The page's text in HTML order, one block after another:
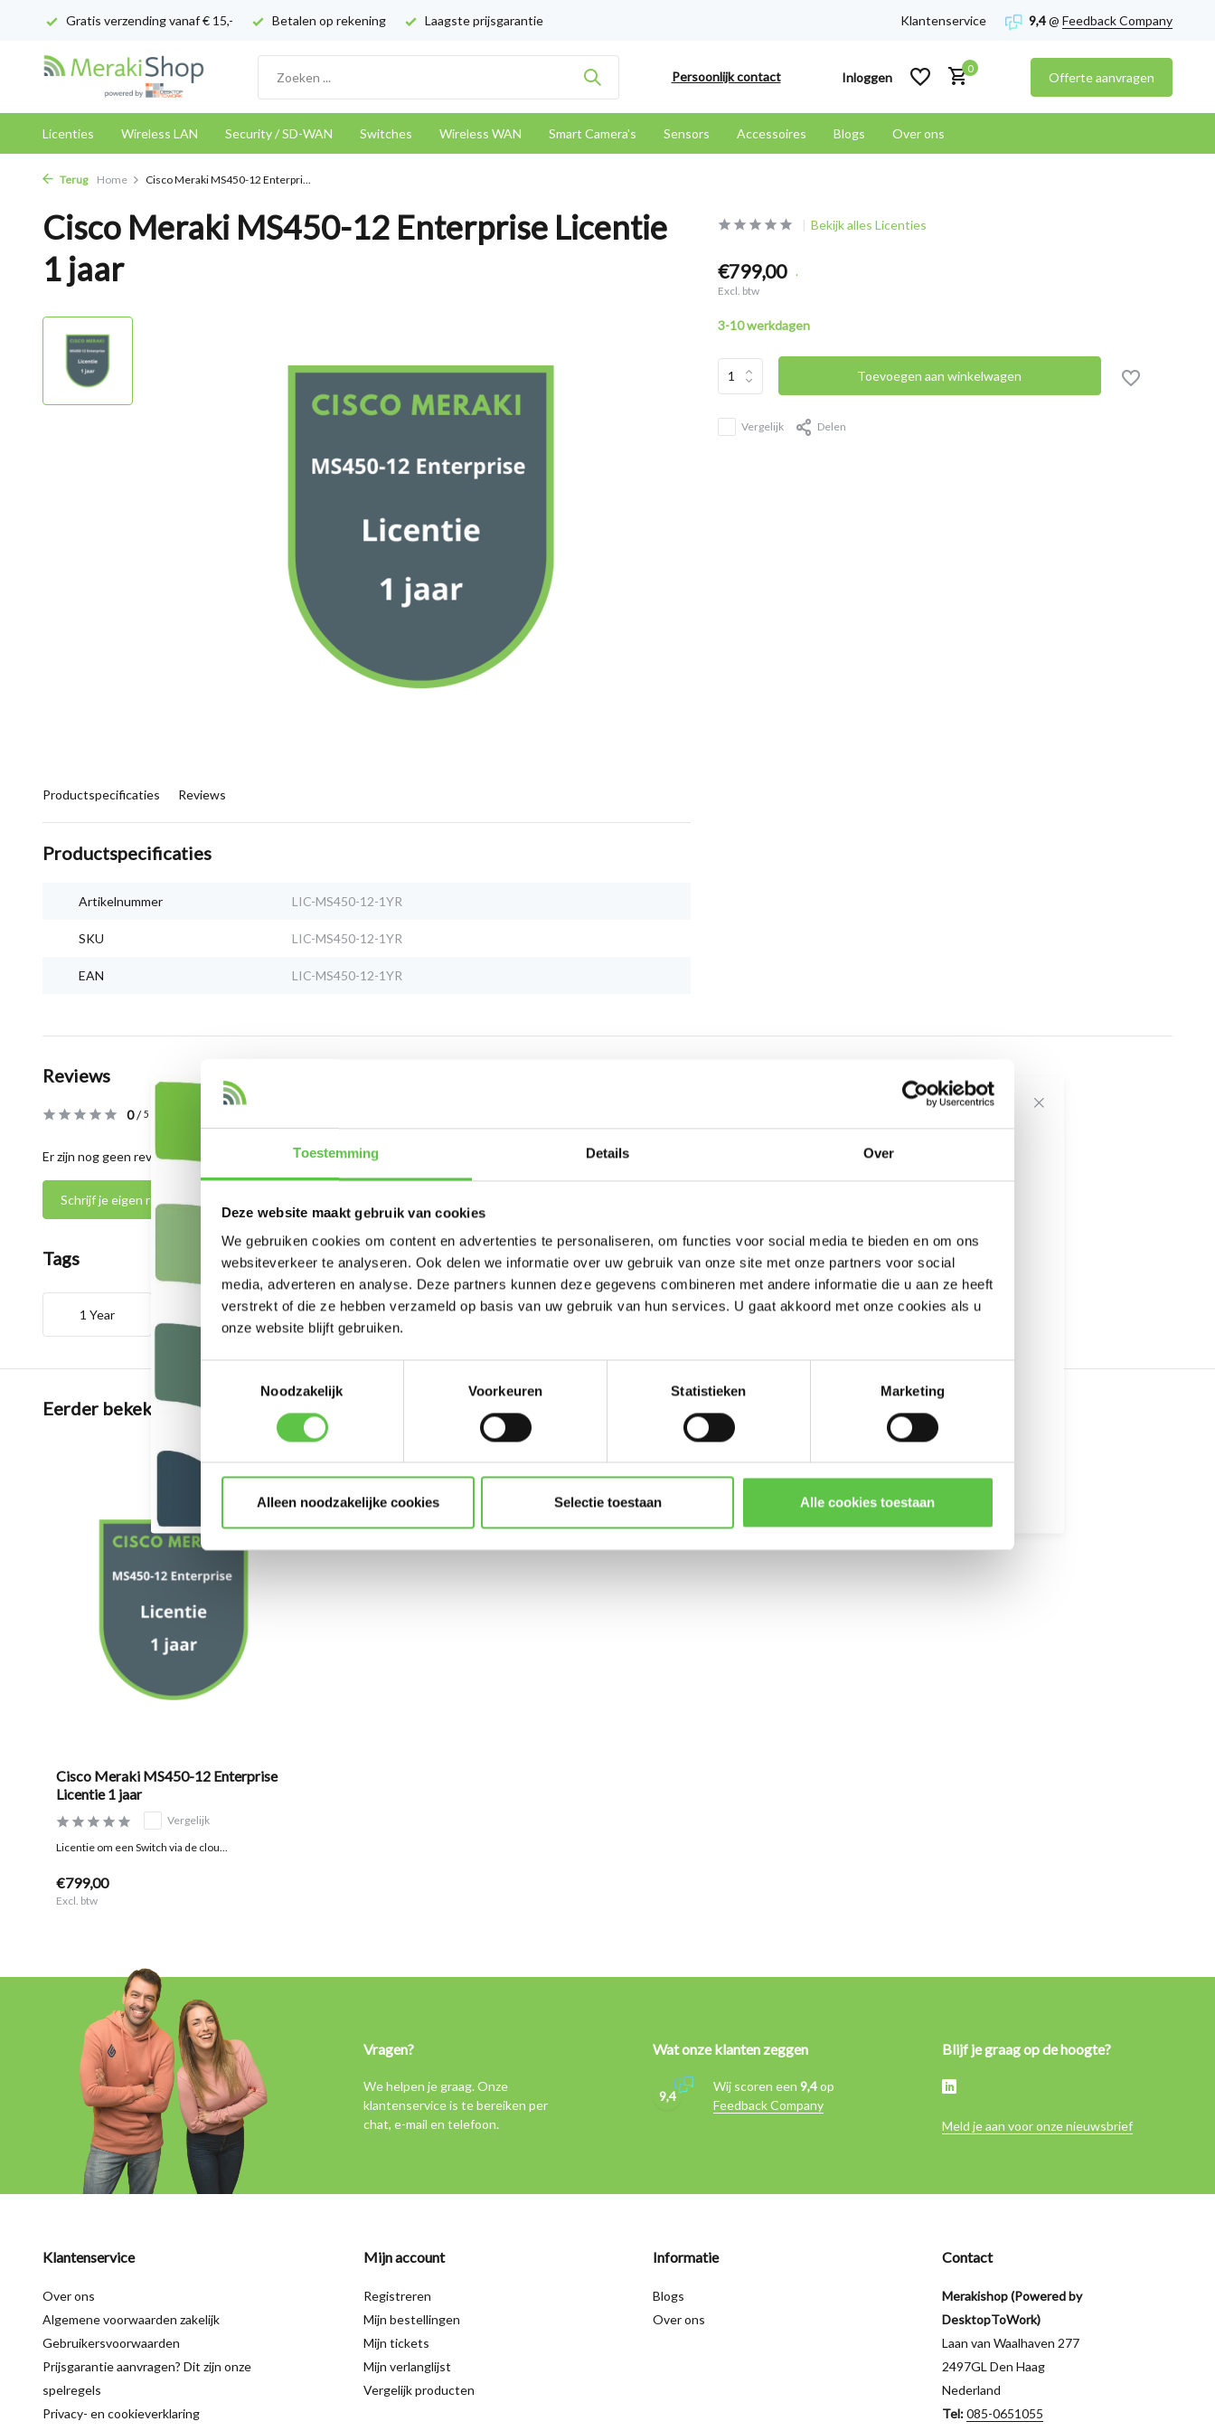
Toestemming Details Over
Deze website maakt gebruik van cookies
We gebruiken cookies om content en advertenties te personaliseren, om functies voor social media te bieden en om ons
websiteverkeer te analyseren. Ook delen we informatie over uw gebruik van onze site met onze partners voor social
media, adverteren en analyse. Deze partners kunnen deze gegevens combineren met andere informatie die u aan ze heeft
verstrekt of die ze hebben verzameld op basis van uw gebruik van hun services. U gaat akkoord met onze cookies als u
onze website blijft gebruiken.
Noodzakelijk
Voorkeuren Statistieken Marketing
Alleen noodzakelijke cookies Selectie toestaan Alle cookies toestaan
Gratis verzending vanaf € 15,- Betalen op rekening Laagste prijsgarantie Klantenservice 9,4@ Feedback Company
Persoonlijk contact Inloggen
0
Offerte aanvragen
Licenties Wireless LAN Security / SD-WAN Switches Wireless WAN Smart Camera's Sensors Accessoires Blogs Over ons
Terug Home Cisco Meraki MS450-12 Enterpri...
Cisco Meraki MS450-12 Enterprise Licentie
1 jaar
Productspecificaties Reviews
Productspecificaties
Artikelnummer LIC-MS450-12-1YR
SKU LIC-MS450-12-1YR
EAN LIC-MS450-12-1YR
Bekijk alles Licenties
€799,00 .
Excl. btw
3-10 werkdagen
Toevoegen aan winkelwagen
Vergelijk Delen
Reviews
0/5
Er zijn nog geen reviews geschreven over dit product..
Schrijf je eigen review
Tags
1 Year Enterprise LIC-MS450-12-1YR License and Support
Eerder bekeken
Cisco Meraki MS450-12 Enterprise
Licentie 1 jaar
Vergelijk
Licentie om een Switch via de clou...
€799,00
Excl. btw
Vragen?
We helpen je graag. Onze
klantenservice is te bereiken per
chat, e-mail en telefoon.
Wat onze klanten zeggen
9,4
Wij scoren een 9,4op
Feedback Company
Blijf je graag op de hoogte?
Meld je aan voor onze nieuwsbrief
Klantenservice
Over ons
Algemene voorwaarden zakelijk
Gebruikersvoorwaarden
Prijsgarantie aanvragen? Dit zijn onze
spelregels
Privacy- en cookieverklaring
Mijn account
Registreren
Mijn bestellingen
Mijn tickets
Mijn verlanglijst
Vergelijk producten
Informatie
Blogs
Over ons
Contact
Merakishop (Powered by
DesktopToWork)
Laan van Waalhaven 277
2497GL Den Haag
Nederland
Tel:085-0651055
Schrijf je in voor onze
Updates, acties & productinformatie
E-mailadres*
* Lees hier de wettelijke beperkingen